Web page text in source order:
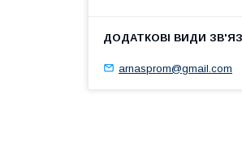
arnasprom@gmail.com